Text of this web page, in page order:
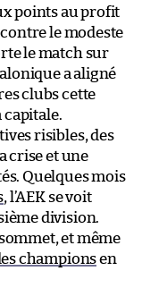
points au profit
le modeste
le match sur
a aligné
clubs cette
capitale.
risibles, des
crise et une
Quelques mois
, l’AEK se voit
division.
et même
championsen